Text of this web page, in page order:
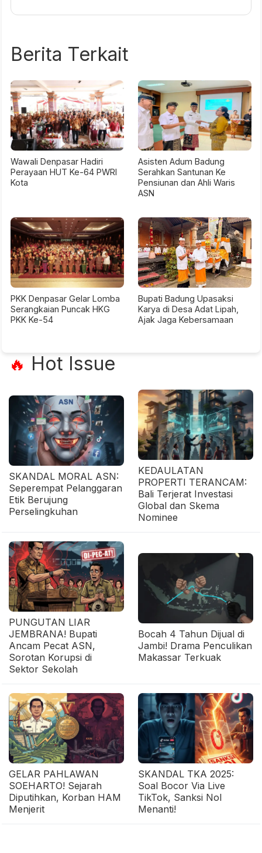
Berita Terkait
Wawali Denpasar Hadiri
Perayaan HUT Ke-64 PWRI
Kota
Asisten Adum Badung
Serahkan Santunan Ke
Pensiunan dan Ahli Waris
ASN
PKK Denpasar Gelar Lomba
Serangkaian Puncak HKG
PKK Ke-54
Bupati Badung Upasaksi
Karya di Desa Adat Lipah,
Ajak Jaga Kebersamaan
🔥 Hot Issue
SKANDAL MORAL ASN:
Seperempat Pelanggaran
Etik Berujung
Perselingkuhan
KEDAULATAN
PROPERTI TERANCAM:
Bali Terjerat Investasi
Global dan Skema
Nominee
PUNGUTAN LIAR
JEMBRANA! Bupati
Ancam Pecat ASN,
Sorotan Korupsi di
Sektor Sekolah
Bocah 4 Tahun Dijual di
Jambi! Drama Penculikan
Makassar Terkuak
GELAR PAHLAWAN
SOEHARTO! Sejarah
Diputihkan, Korban HAM
Menjerit
SKANDAL TKA 2025:
Soal Bocor Via Live
TikTok, Sanksi Nol
Menanti!